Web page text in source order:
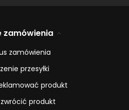
zamówienia
zamówienia
przesyłki
produkt
produkt